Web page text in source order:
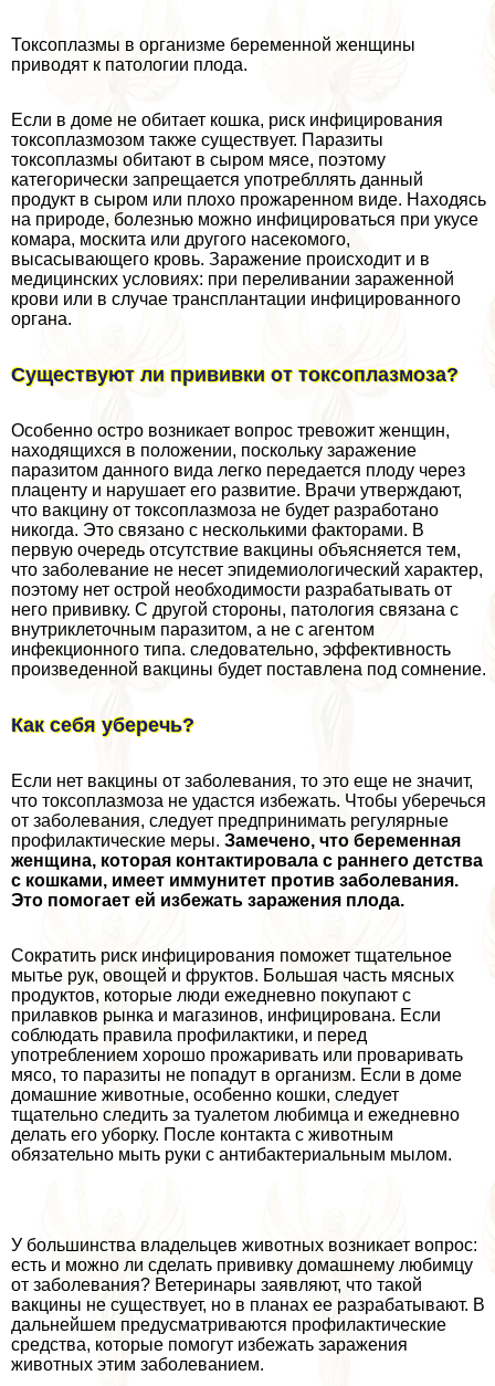
Токсоплазмы в организме беременной женщины
приводят к патологии плода.
Если в доме не обитает кошка, риск инфицирования
токсоплазмозом также существует. Паразиты
токсоплазмы обитают в сыром мясе, поэтому
категорически запрещается употрeбллять данный
продукт в сыром или плохо прожаренном виде. Находясь
на природе, болезнью можно инфицироваться при укусе
комара, москита или другого насекомого,
высасывающего кровь. Заражение происходит и в
медицинских условиях: при переливании зараженной
крови или в случае трaнcплантации инфицированного
органа.
Существуют ли прививки от токсоплазмоза?
Особенно остро возникает вопрос тревожит женщин,
находящихся в положении, поскольку заражение
паразитом данного вида легко передается плоду через
плаценту и нарушает его развитие. Врачи утверждают,
что вакцину от токсоплазмоза не будет разработано
никогда. Это связано с несколькими факторами. В
первую очередь отсутствие вакцины объясняется тем,
что заболевание не несет эпидемиологический хаpaктер,
поэтому нет острой необходимости разpaбатывать от
него прививку. С другой стороны, патология связана с
внутриклеточным паразитом, а не с агентом
инфекционного типа. следовательно, эффективность
произведенной вакцины будет поставлена под сомнение.
Как себя уберечь?
Если нет вакцины от заболевания, то это еще не значит,
что токсоплазмоза не удастся избежать. Чтобы уберечься
от заболевания, следует предпринимать регулярные
профилактические меры. Замечено, что беременная
женщина, которая контактировала с раннего детства
с кошками, имеет иммунитет против заболевания.
Это помогает ей избежать заражения плода.
Сократить риск инфицирования поможет тщательное
мытье рук, овощей и фруктов. Большая часть мясных
продуктов, которые люди ежедневно покупают с
прилавков рынка и магазинов, инфицирована. Если
соблюдать правила профилактики, и перед
употрeблением хорошо прожаривать или проваривать
мясо, то паразиты не попадут в организм. Если в доме
домашние животные, особенно кошки, следует
тщательно следить за туалетом любимца и ежедневно
делать его уборку. После контакта с животным
обязательно мыть руки с антибактериальным мылом.
У большинства владельцев животных возникает вопрос:
есть и можно ли сделать прививку домашнему любимцу
от заболевания? Ветеринары заявляют, что такой
вакцины не существует, но в планах ее разpaбатывают. В
дальнейшем предусматриваются профилактические
средства, которые помогут избежать заражения
животных этим заболеванием.